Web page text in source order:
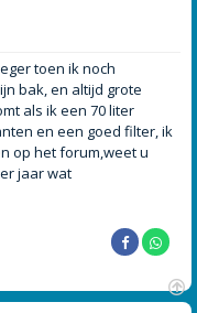
toen ik noch
bak, en altijd grote
als ik een 70 liter
en een goed filter, ik
op het forum,weet u
jaar wat
O